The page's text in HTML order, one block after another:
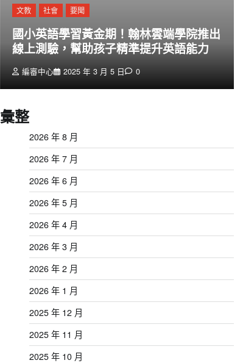
文教 社會 要聞
國小英語學習黃金期！翰林雲端學院推出
線上測驗，幫助孩子精準提升英語能力
編審中心 2025 年 3 月 5 日 0
彙整
2026 年 8 月
2026 年 7 月
2026 年 6 月
2026 年 5 月
2026 年 4 月
2026 年 3 月
2026 年 2 月
2026 年 1 月
2025 年 12 月
2025 年 11 月
2025 年 10 月